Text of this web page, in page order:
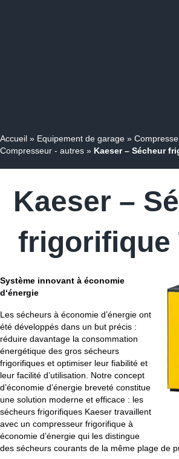
Accueil » Equipement de garage »
Compresseur - autres » Kaeser – Sécheur
Kaeser –
frigorifique
Système innovant à économie
d‘énergie
Les sécheurs à économie d’énergie ont
été développés dans un but précis :
réduire davantage la consommation
énergétique des gros sécheurs
frigorifiques et optimiser leur fiabilité et
leur facilité d’utilisation. Notre concept
d’économie d’énergie breveté constitue
une solution moderne et efficace : les
sécheurs frigorifiques Kaeser travaillent
avec un compresseur frigorifique à
économie d’énergie qui les distingue
des sécheurs courants de la même plage de